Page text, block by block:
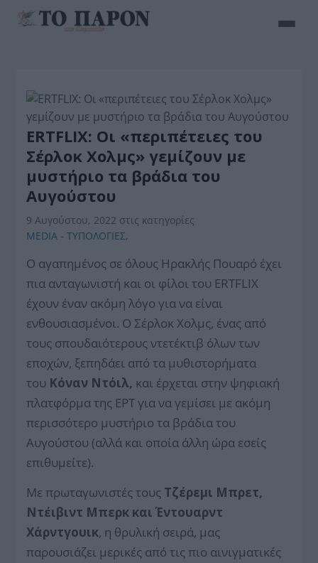
ERTFLIX: Οι «περιπέτειες του
Σέρλοκ Χολμς» γεμίζουν με
μυστήριο τα βράδια του
Αυγούστου
9 Αυγούστου, 2022 στις κατηγορίες
MEDIA - ΤΥΠΟΛΟΓΙΕΣ,
Ο αγαπημένος σε όλους Ηρακλής Πουαρό έχει
πια ανταγωνιστή και οι φίλοι του ERTFLIX
έχουν έναν ακόμη λόγο για να είναι
ενθουσιασμένοι. Ο Σέρλοκ Χολμς, ένας από
τους σπουδαιότερους ντετέκτιβ όλων των
εποχών, ξεπηδάει από τα μυθιστορήματα
του Κόναν Ντόιλ, και έρχεται στην ψηφιακή
πλατφόρμα της ΕΡΤ για να γεμίσει με ακόμη
περισσότερο μυστήριο τα βράδια του
Αυγούστου (αλλά και οποία άλλη ώρα εσείς
επιθυμείτε).
Με πρωταγωνιστές τους Τζέρεμι Μπρετ,
Ντέιβιντ Μπερκ και Έντουαρντ
Χάρντγουικ, η θρυλική σειρά, μας
παρουσιάζει μερικές από τις πιο αινιγματικές